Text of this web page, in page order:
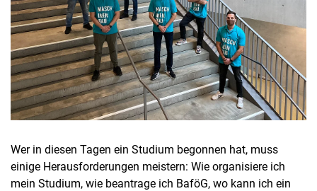
Wer in diesen Tagen ein Studium begonnen hat, muss
einige Herausforderungen meistern: Wie organisiere ich
mein Studium, wie beantrage ich BaföG, wo kann ich ein